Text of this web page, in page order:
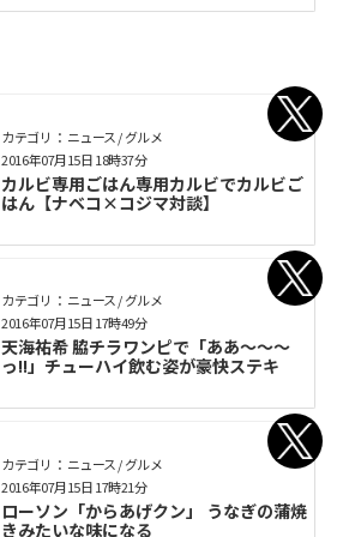
カテゴリ： ニュース / グルメ
カルビ専用ごはん専用カルビでカルビご
はん【ナベコ×コジマ対談】
2016年07月15日 18時37分
カテゴリ： ニュース / グルメ
天海祐希 脇チラワンピで「ああ～～～
っ!!」チューハイ飲む姿が豪快ステキ
2016年07月15日 17時49分
カテゴリ： ニュース / グルメ
ローソン「からあげクン」 うなぎの蒲焼
きみたいな味になる
2016年07月15日 17時21分